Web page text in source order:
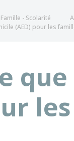
Famille - Scolarité
(AED) pour les